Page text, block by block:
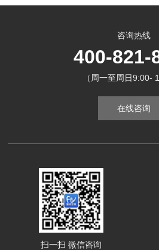
咨询热线
400-821-
（周一至周日9:00-
在线咨询
扫一扫 微信咨询